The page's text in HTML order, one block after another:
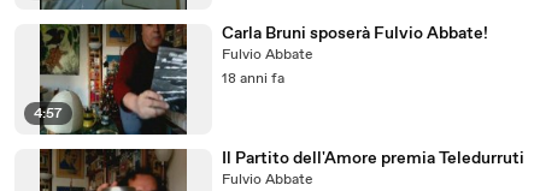
4:57
Carla Bruni sposerà Fulvio Abbate!
Fulvio Abbate
18 anni fa
Il Partito dell'Amore premia Teledurruti
Fulvio Abbate